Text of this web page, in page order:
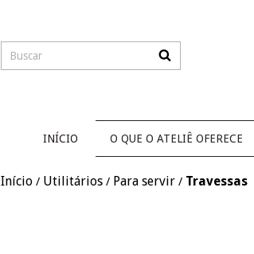
INÍCIO O QUE O ATELIÊ OFERECE
Início / Utilitários / Para servir / Travessas